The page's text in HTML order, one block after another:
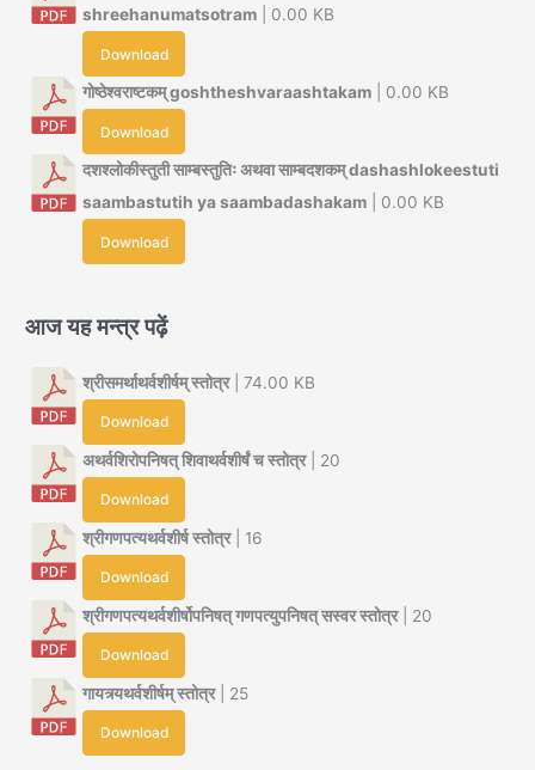
shreehanumatsotram | 0.00 KB
Download
गोष्ठेश्वराष्टकम् goshtheshvaraashtakam | 0.00 KB
Download
दशश्लोकीस्तुती साम्बस्तुतिः अथवा साम्बदशकम् dashashlokeestuti
saambastutih ya saambadashakam | 0.00 KB
Download
आज यह मन्त्र पढ़ें
श्रीसमर्थाथर्वशीर्षम् स्तोत्र| 74.00 KB
Download
अथर्वशिरोपनिषत् शिवाथर्वशीर्षं च स्तोत्र| 20
Download
श्रीगणपत्यथर्वशीर्ष स्तोत्र| 16
Download
श्रीगणपत्यथर्वशीर्षोपनिषत् गणपत्युपनिषत् सस्वर स्तोत्र| 20
Download
गायत्र्यथर्वशीर्षम् स्तोत्र| 25
Download